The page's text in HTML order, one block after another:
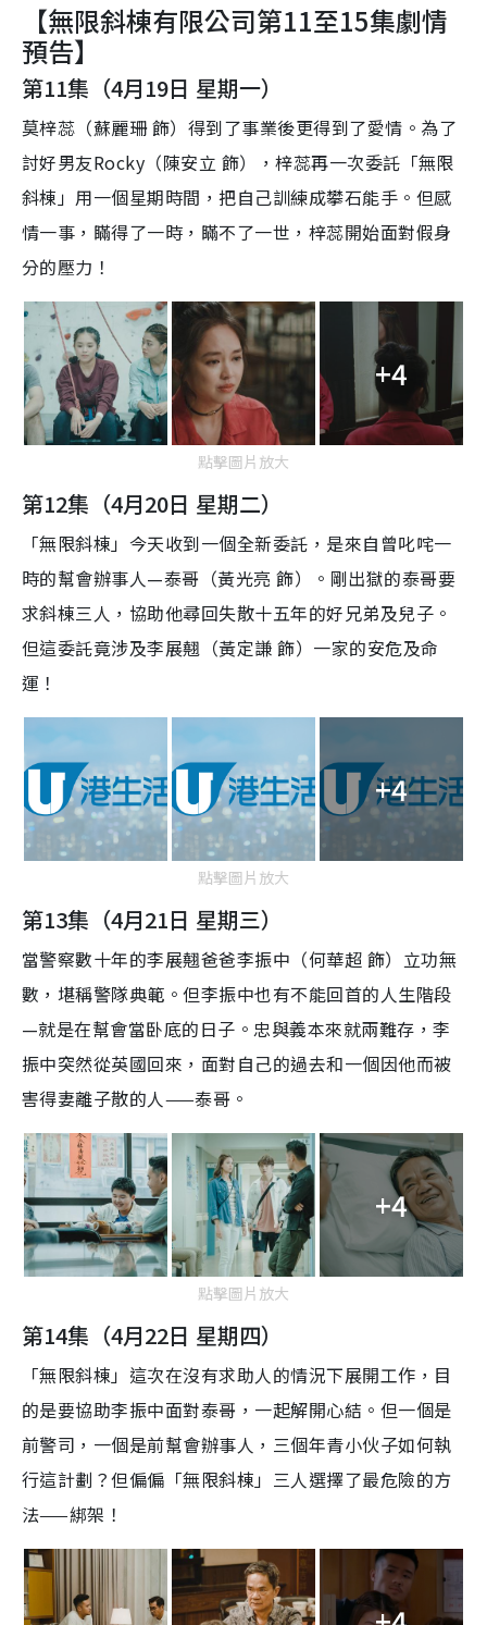
【無限斜棟有限公司第11至15集劇情
預告】
第11集（4月19日 星期一）
莫梓蕊（蘇麗珊 飾）得到了事業後更得到了愛情。為了
討好男友Rocky（陳安立 飾），梓蕊再一次委託「無限
斜棟」用一個星期時間，把自己訓練成攀石能手。但感
情一事，瞞得了一時，瞞不了一世，梓蕊開始面對假身
分的壓力！
+4
點擊圖片放大
第12集（4月20日 星期二）
「無限斜棟」今天收到一個全新委託，是來自曾叱咤一
時的幫會辦事人—泰哥（黃光亮 飾）。剛出獄的泰哥要
求斜棟三人，協助他尋回失散十五年的好兄弟及兒子。
但這委託竟涉及李展翹（黃定謙 飾）一家的安危及命
運！
+4
點擊圖片放大
第13集（4月21日 星期三）
當警察數十年的李展翹爸爸李振中（何華超 飾）立功無
數，堪稱警隊典範。但李振中也有不能回首的人生階段
—就是在幫會當卧底的日子。忠與義本來就兩難存，李
振中突然從英國回來，面對自己的過去和一個因他而被
害得妻離子散的人——泰哥。
+4
點擊圖片放大
第14集（4月22日 星期四）
「無限斜棟」這次在沒有求助人的情況下展開工作，目
的是要協助李振中面對泰哥，一起解開心結。但一個是
前警司，一個是前幫會辦事人，三個年青小伙子如何執
行這計劃？但偏偏「無限斜棟」三人選擇了最危險的方
法——綁架！